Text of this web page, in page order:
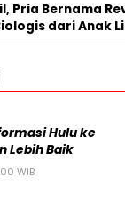
Pria Bernama
dari Anak
Hulu ke
Lebih Baik
WIB